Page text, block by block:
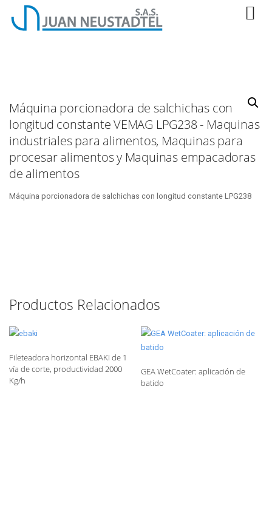
Máquina porcionadora de salchichas con
longitud constante VEMAG LPG238 - Maquinas
industriales para alimentos, Maquinas para
procesar alimentos y Maquinas empacadoras
de alimentos
Máquina porcionadora de salchichas con longitud constante LPG238
Productos Relacionados
Fileteadora horizontal EBAKI de 1
vía de corte, productividad 2000
Kg/h
GEA WetCoater: aplicación de
batido